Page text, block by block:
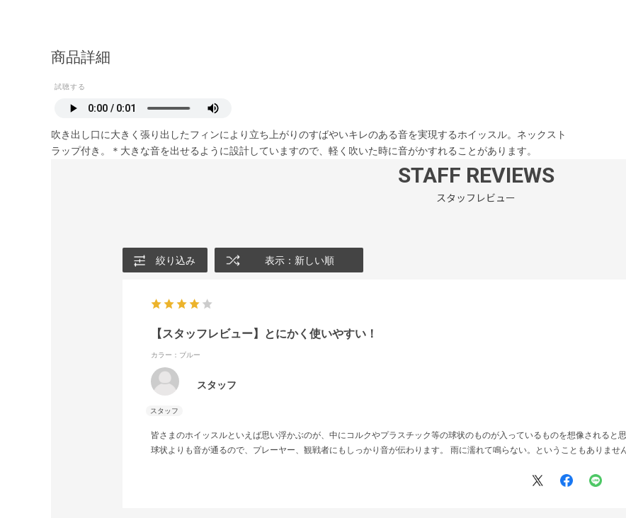
商品詳細
試聴する
吹き出し口に大きく張り出したフィンにより立ち上がりのすばやいキレのある音を実現するホイッスル。ネックスト
ラップ付き。＊大きな音を出せるように設計していますので、軽く吹いた時に音がかすれることがあります。
STAFF REVIEWS
スタッフレビュー
絞り込み 表示：新しい順
【スタッフレビュー】とにかく使いやすい！
カラー：ブルー
スタッフ
皆さまのホイッスルといえば思い浮かぶのが、中にコルクやプラスチック等の球状のものが入っているものを想像されると
球状よりも音が通るので、プレーヤー、観戦者にもしっかり音が伝わります。 雨に濡れて鳴らない。ということもありませ